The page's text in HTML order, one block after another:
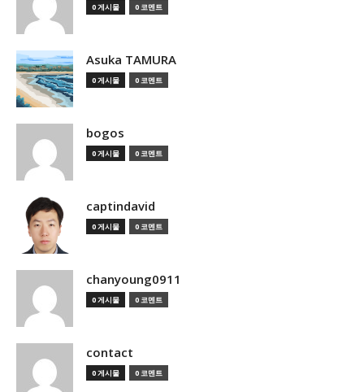
0 게시물 0 코멘트
Asuka TAMURA
0 게시물 0 코멘트
bogos
0 게시물 0 코멘트
captindavid
0 게시물 0 코멘트
chanyoung0911
0 게시물 0 코멘트
contact
0 게시물 0 코멘트